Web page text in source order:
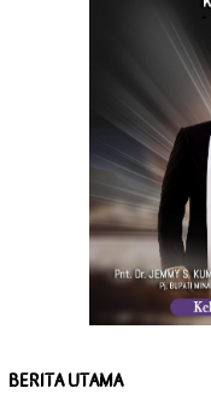
BERITA UTAMA